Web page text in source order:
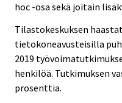
hoc -osa sekä joitain
Tilastokeskuksen
tietokoneavusteisilla
2019
henkilöä. Tutkimuksen
prosenttia.